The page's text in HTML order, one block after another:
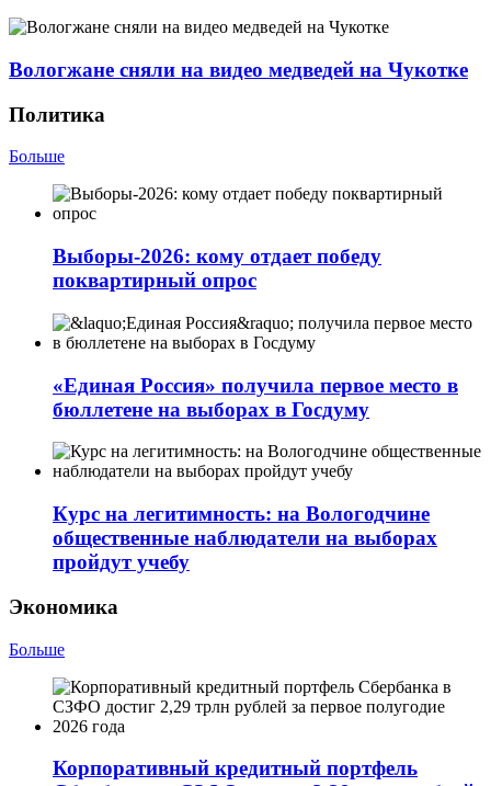
Вологжане сняли на видео медведей на Чукотке
Политика
Больше
Выборы-2026: кому отдает победу
поквартирный опрос
«Единая Россия» получила первое место в
бюллетене на выборах в Госдуму
Курс на легитимность: на Вологодчине
общественные наблюдатели на выборах
пройдут учебу
Экономика
Больше
Корпоративный кредитный портфель